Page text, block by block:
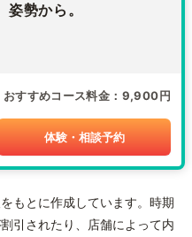
勢から。
おすすめコース料金 9,900円
体験・相談予約
もとに作成しています。時期
引されたり、店舗によって内